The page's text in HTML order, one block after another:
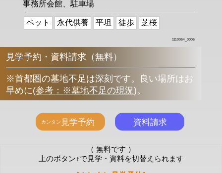
事務所会館、駐車場
ペット 永代供養 平坦 徒歩 芝桜
1110054_0005
見学予約・資料請求（無料）
※首都圏の墓地不足は深刻です。良い場所はお
早めに(参考：※墓地不足の現況)。
（ 無料です ）
上のボタン↑で見学・資料を切替えられます